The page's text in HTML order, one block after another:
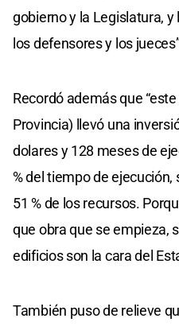
gobierno y la Legislatura,
los defensores y los
Recordó además que
Provincia) llevó una
dolares y 128 meses de
% del tiempo de
51 % de los recursos.
que obra que se empieza,
edificios son la cara del
También puso de relieve